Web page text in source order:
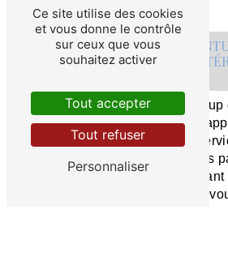
partenaire de confiance.
CONTACTEZ BELTRAN
TRAVAUX DE PEINTURE
Vous souhaitez donner un
façades à Bayonne ? Faites
Peinture et bénéficiez d'un
réalisé par des professionnels
Contactez-nous dès
devis personnalisé et lancez-
Ce site utilise des cookies
et vous donne le contrôle
sur ceux que vous
souhaitez activer
Tout accepter
Tout refuser
Personnaliser